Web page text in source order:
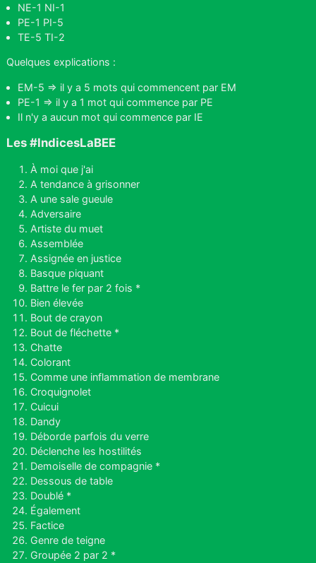
NE-1 NI-1
PE-1 PI-5
TE-5 TI-2
Quelques explications :
EM-5 => il y a 5 mots qui commencent par EM
PE-1 => il y a 1 mot qui commence par PE
Il n'y a aucun mot qui commence par IE
Les #IndicesLaBEE
À moi que j'ai
A tendance à grisonner
A une sale gueule
Adversaire
Artiste du muet
Assemblée
Assignée en justice
Basque piquant
Battre le fer par 2 fois *
Bien élevée
Bout de crayon
Bout de fléchette *
Chatte
Colorant
Comme une inflammation de membrane
Croquignolet
Cuicui
Dandy
Déborde parfois du verre
Déclenche les hostilités
Demoiselle de compagnie *
Dessous de table
Doublé *
Également
Factice
Genre de teigne
Groupée 2 par 2 *